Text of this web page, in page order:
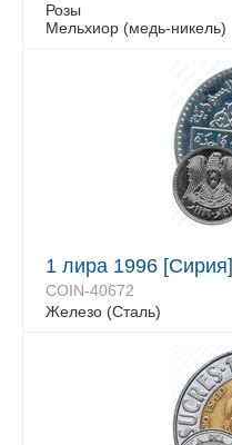
Розы
Мельхиор (медь-никель)
1 лира 1996 [Сирия]
COIN-40672
Железо (Сталь)